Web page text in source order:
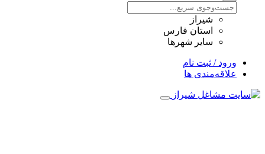
شیراز
استان فارس
سایر شهرها
ورود / ثبت نام
علاقه‌مندی ها